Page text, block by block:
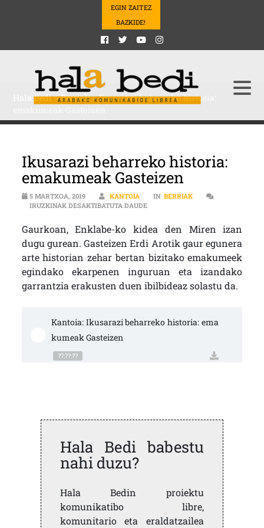
EGIN ZAITEZ
BAZKIDE!
Hala Bedi>Berriak>Ikusarazi beharreko historia:
Ikusarazi beharreko historia:
emakumeak Gasteizen
5 MARTXOA, 2019 KANTOIA IN BERRIAK
IRUZKINAK DESAKTIBATUTA DAUDEIKUSARAZI BEHARREKO
Gaurkoan, Enklabe-ko kidea den Miren izan
dugu gurean. Gasteizen Erdi Arotik gaur egunera
arte historian zehar bertan bizitako emakumeek
egindako ekarpenen inguruan eta izandako
garrantzia erakusten duen ibilbideaz solastu da.
Kantoia: Ikusarazi beharreko historia: ema
kumeak Gasteizen
??:??:??
Hala Bedi babestu
nahi duzu?
Hala Bedin proiektu
komunikatibo libre,
komunitario eta eraldatzailea